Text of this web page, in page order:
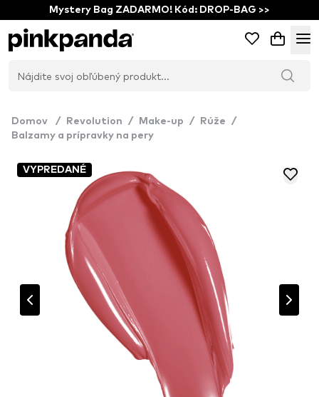
Mystery Bag ZADARMO! Kód: DROP-BAG >>
Domov / Revolution / Make-up / Rúže
/
Balzamy a prípravky na pery
VYPREDANÉ